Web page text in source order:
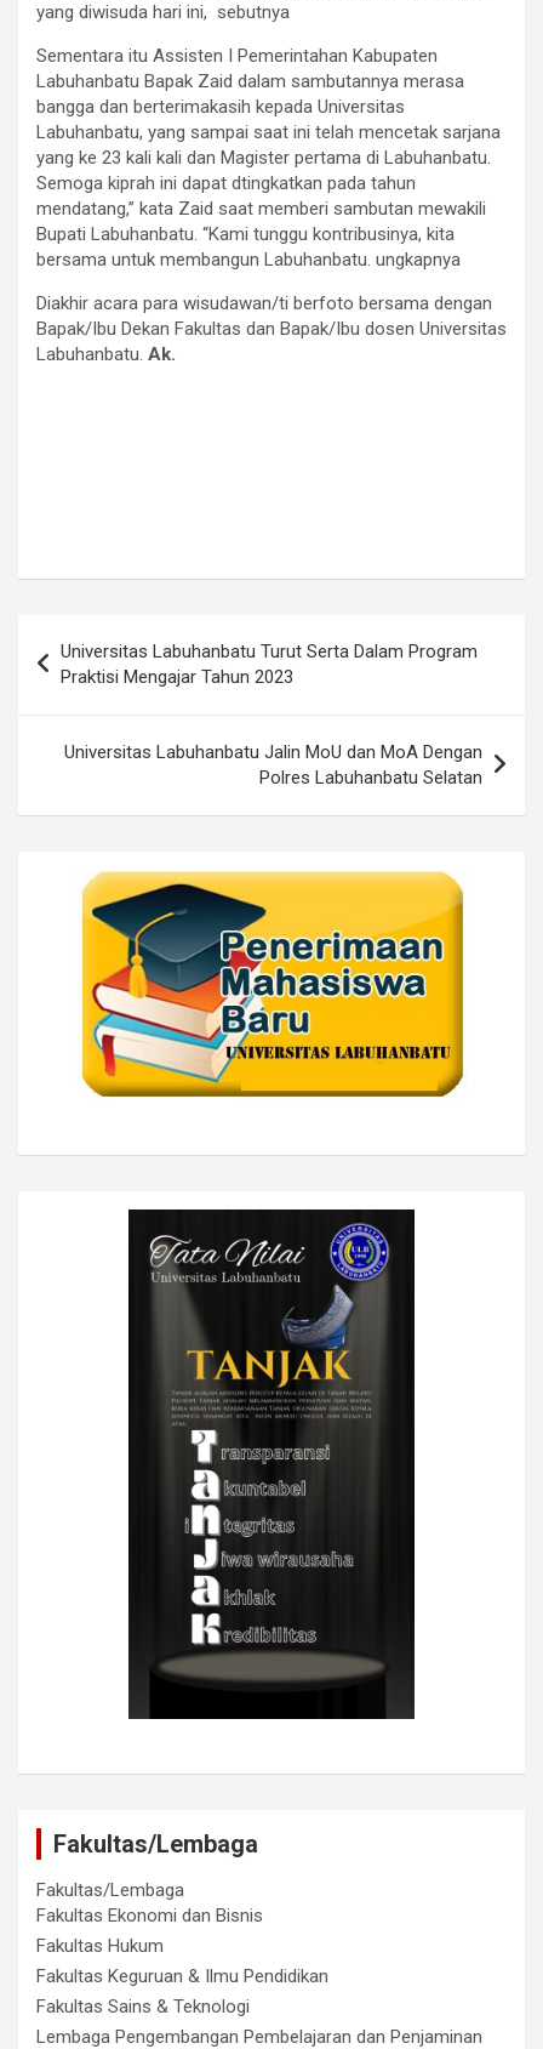
yang diwisuda hari ini, sebutnya
Sementara itu Assisten I Pemerintahan Kabupaten
Labuhanbatu Bapak Zaid dalam sambutannya merasa
bangga dan berterimakasih kepada Universitas
Labuhanbatu, yang sampai saat ini telah mencetak sarjana
yang ke 23 kali kali dan Magister pertama di Labuhanbatu.
Semoga kiprah ini dapat dtingkatkan pada tahun
mendatang,” kata Zaid saat memberi sambutan mewakili
Bupati Labuhanbatu. “Kami tunggu kontribusinya, kita
bersama untuk membangun Labuhanbatu. ungkapnya
Diakhir acara para wisudawan/ti berfoto bersama dengan
Bapak/Ibu Dekan Fakultas dan Bapak/Ibu dosen Universitas
Labuhanbatu. Ak.
navigation
Universitas Labuhanbatu Turut Serta Dalam Program
Praktisi Mengajar Tahun 2023
Universitas Labuhanbatu Jalin MoU dan MoA Dengan
Polres Labuhanbatu Selatan
Fakultas/Lembaga
Fakultas/Lembaga
Fakultas Ekonomi dan Bisnis
Fakultas Hukum
Fakultas Keguruan & Ilmu Pendidikan
Fakultas Sains & Teknologi
Lembaga Pengembangan Pembelajaran dan Penjaminan